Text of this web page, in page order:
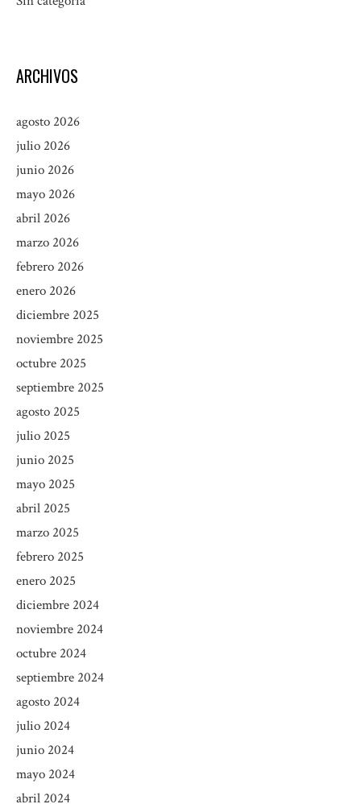
ARCHIVOS
agosto 2026
julio 2026
junio 2026
mayo 2026
abril 2026
marzo 2026
febrero 2026
enero 2026
diciembre 2025
noviembre 2025
octubre 2025
septiembre 2025
agosto 2025
julio 2025
junio 2025
mayo 2025
abril 2025
marzo 2025
febrero 2025
enero 2025
diciembre 2024
noviembre 2024
octubre 2024
septiembre 2024
agosto 2024
julio 2024
junio 2024
mayo 2024
abril 2024